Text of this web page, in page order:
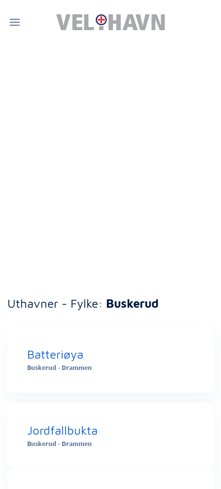
Uthavner - Fylke: Buskerud
Batteriøya
Buskerud - Drammen
Jordfallbukta
Buskerud - Drammen